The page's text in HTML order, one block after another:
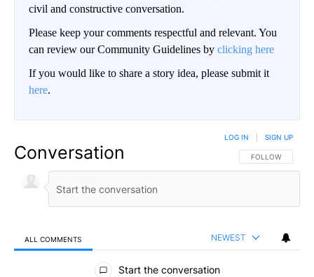
civil and constructive conversation.
Please keep your comments respectful and relevant. You
can review our Community Guidelines by clicking here
If you would like to share a story idea, please submit it
here.
Conversation FOLLOW THIS
FOLLOW
LOG IN SIGN UP
ALL COMMENTS NEWEST
All Comments
Start the conversation